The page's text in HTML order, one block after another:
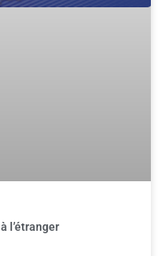
l’étranger